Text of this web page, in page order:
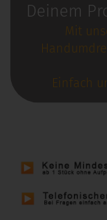
Deinem
Mit
Einfach